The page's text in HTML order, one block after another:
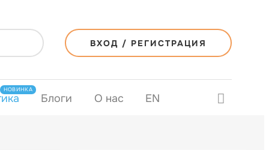
ВХОД / РЕГИСТРАЦИЯ
НОВИНКА
Блоги О нас EN